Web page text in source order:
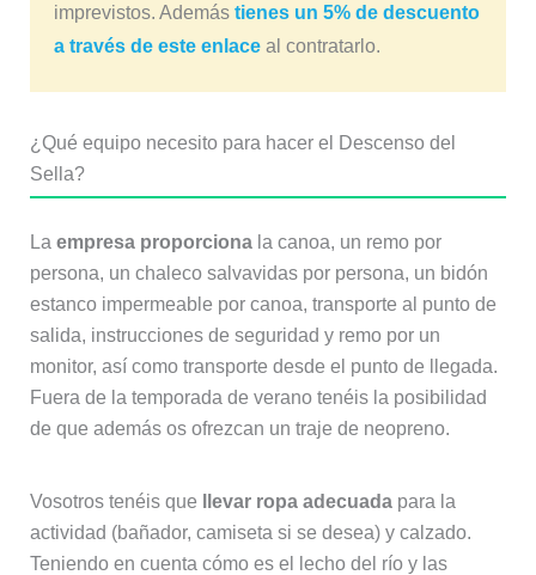
imprevistos. Además tienes un 5% de descuento
a través de este enlaceal contratarlo.
¿Qué equipo necesito para hacer el Descenso del
Sella?
La empresa proporcionala canoa, un remo por
persona, un chaleco salvavidas por persona, un bidón
estanco impermeable por canoa, transporte al punto de
salida, instrucciones de seguridad y remo por un
monitor, así como transporte desde el punto de llegada.
Fuera de la temporada de verano tenéis la posibilidad
de que además os ofrezcan un traje de neopreno.
Vosotros tenéis que llevar ropa adecuadapara la
actividad (bañador, camiseta si se desea) y calzado.
Teniendo en cuenta cómo es el lecho del río y las